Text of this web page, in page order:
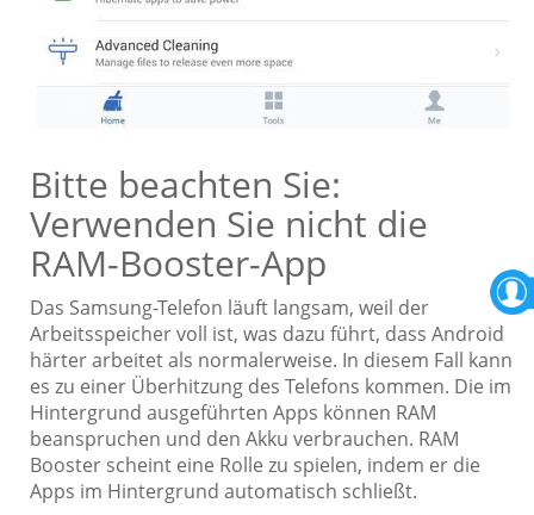
Bitte beachten Sie:
Verwenden Sie nicht die
RAM-Booster-App
Das Samsung-Telefon läuft langsam, weil der
Arbeitsspeicher voll ist, was dazu führt, dass Android
härter arbeitet als normalerweise. In diesem Fall kann
es zu einer Überhitzung des Telefons kommen. Die im
Hintergrund ausgeführten Apps können RAM
beanspruchen und den Akku verbrauchen. RAM
Booster scheint eine Rolle zu spielen, indem er die
Apps im Hintergrund automatisch schließt.